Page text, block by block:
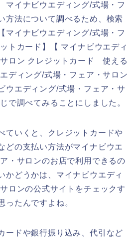
マイナビウエディング/式場・フ
方法について調べるため、検索
マイナビウエディング/式場・フ
トカード】【 マイナビウエディ
ロン クレジットカード 使える
ディング/式場・フェア・サロン
ウエディング/式場・フェア・サ
で調べてみることにしました。
ていくと、クレジットカードや
どの支払い方法がマイナビウエ
・サロンのお店で利用できるの
かどうかは、マイナビウエディ
ロンの公式サイトをチェックす
ったんですよね。
ードや銀行振り込み、代引など